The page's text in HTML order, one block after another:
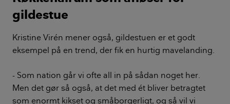
gildestue
Kristine Virén mener også, gildestuen er et godt
eksempel på en trend, der fik en hurtig mavelanding.
- Som nation går vi ofte all in på sådan noget her.
Men det gør så også, at det med ét bliver betragtet
som enormt kikset og småborgerligt, og så vil vi